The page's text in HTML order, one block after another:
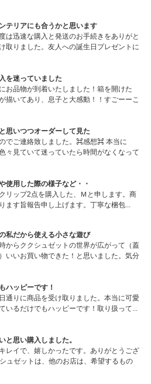
テリアにも合うかと思います
は迅速な購入と発送のお手続きをありがと
取りました。友人への誕生日プレゼントに
を迷っていました
お品物が到着いたしました！箱を開けた
描いてあり、息子と大感動！！すごーーこ
思いつつオーダーして見た
でご連絡致しました。⌘感想⌘ 本当に
々見ていて迷っていたら時間がなくなって
使用した際の様子など・・
リップ2点を購入した、Ｍと申します。商
ます旨報告申し上げます。丁寧な梱包...
私だから使える小さな遊び
からククシュゼットの世界が広がって（蓋
いいお買い物できた！と思いました。気分
ハッピーです！
通りに商品を受け取りました。本当に可愛
いるだけでもハッピーです！取り扱って...
と思い購入しました。
レイで、嬉しかったです。ありがとうござ
ュゼットは、他のお店は、希望するもの